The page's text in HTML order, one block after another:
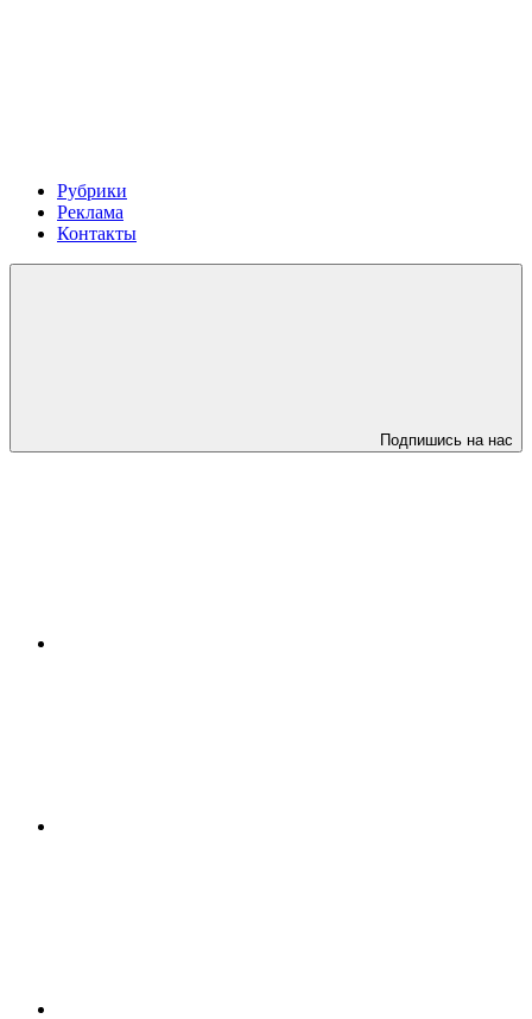
Рубрики
Реклама
Контакты
Подпишись на нас